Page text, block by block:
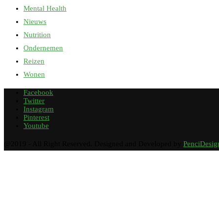
Mental Health
Nieuws
Nutrition
Ondernemen
Reizen
Wonen
Facebook
Twitter
Instagram
Pinterest
Youtube